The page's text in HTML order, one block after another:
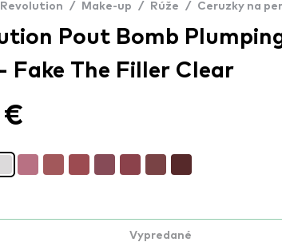
Revolution / Make-up / Rúže / Ceruzky na
Pout Bomb
Fake The Filler Clear
€
Vypredané